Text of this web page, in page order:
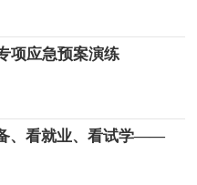
项应急预案演练
、看就业、看试学——